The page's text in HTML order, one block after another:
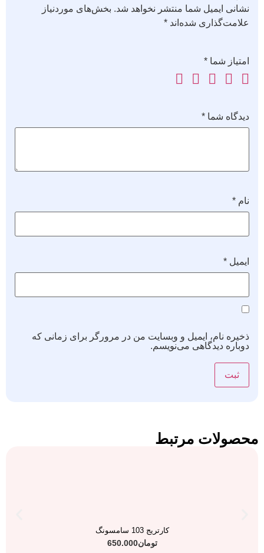
نشانی ایمیل شما منتشر نخواهد شد. بخش‌های موردنیاز
علامت‌گذاری شده‌اند *
امتیاز شما *
دیدگاه شما *
نام *
ایمیل *
ذخیره نام، ایمیل و وبسایت من در مرورگر برای زمانی که
دوباره دیدگاهی می‌نویسم.
محصولات مرتبط
کارتریج 103 سامسونگ
تومان650.000